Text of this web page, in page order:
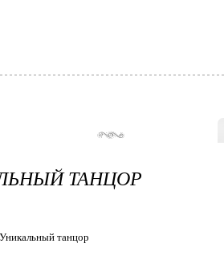
ТАНЦОР
Уникальный танцор